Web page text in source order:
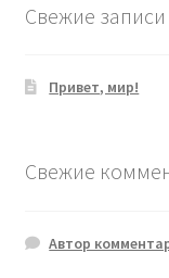
Свежие записи
Привет, мир!
Свежие
Автор